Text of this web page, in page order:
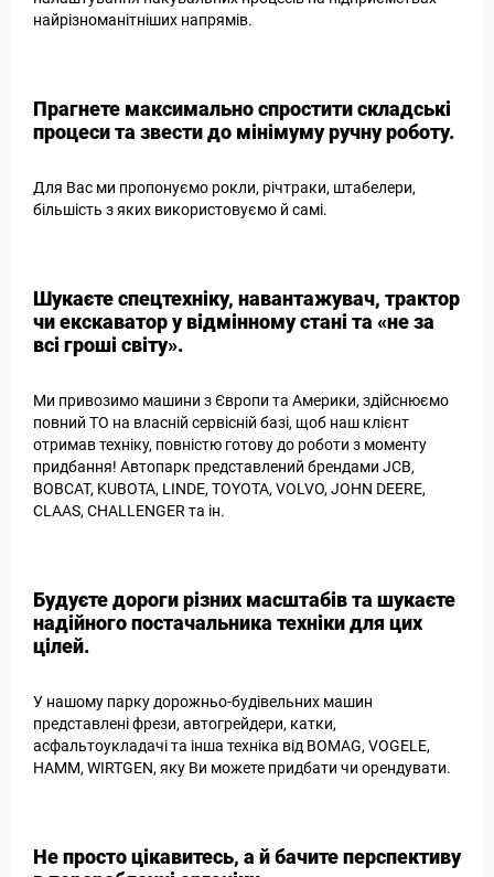
найрізноманітніших напрямів.
Прагнете максимально спростити складські
процеси та звести до мінімуму ручну роботу.
Для Вас ми пропонуємо рокли, річтраки, штабелери,
більшість з яких використовуємо й самі.
Шукаєте спецтехніку, навантажувач, трактор
чи екскаватор у відмінному стані та «не за
всі гроші світу».
Ми привозимо машини з Європи та Америки, здійснюємо
повний ТО на власній сервісній базі, щоб наш клієнт
отримав техніку, повністю готову до роботи з моменту
придбання! Автопарк представлений брендами JСВ,
BOBCAT, KUBOTA, LINDE, TOYOTA, VOLVO, JOHN DEERE,
CLAAS, CHALLENGER та ін.
Будуєте дороги різних масштабів та шукаєте
надійного постачальника техніки для цих
цілей.
У нашому парку дорожньо-будівельних машин
представлені фрези, автогрейдери, катки,
асфальтоукладачі та інша техніка від ВОМАG, VOGELE,
HAMM, WIRTGEN, яку Ви можете придбати чи орендувати.
Не просто цікавитесь, а й бачите перспективу